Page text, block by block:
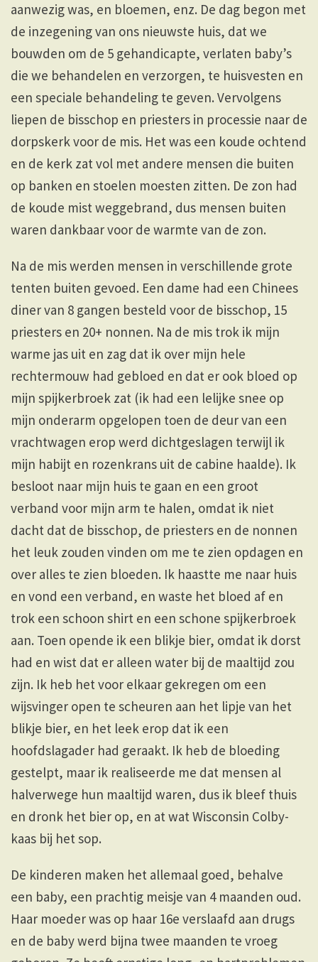
aanwezig was, en bloemen, enz. De dag begon met
de inzegening van ons nieuwste huis, dat we
bouwden om de 5 gehandicapte, verlaten baby’s
die we behandelen en verzorgen, te huisvesten en
een speciale behandeling te geven. Vervolgens
liepen de bisschop en priesters in processie naar de
dorpskerk voor de mis. Het was een koude ochtend
en de kerk zat vol met andere mensen die buiten
op banken en stoelen moesten zitten. De zon had
de koude mist weggebrand, dus mensen buiten
waren dankbaar voor de warmte van de zon.
Na de mis werden mensen in verschillende grote
tenten buiten gevoed. Een dame had een Chinees
diner van 8 gangen besteld voor de bisschop, 15
priesters en 20+ nonnen. Na de mis trok ik mijn
warme jas uit en zag dat ik over mijn hele
rechtermouw had gebloed en dat er ook bloed op
mijn spijkerbroek zat (ik had een lelijke snee op
mijn onderarm opgelopen toen de deur van een
vrachtwagen erop werd dichtgeslagen terwijl ik
mijn habijt en rozenkrans uit de cabine haalde). Ik
besloot naar mijn huis te gaan en een groot
verband voor mijn arm te halen, omdat ik niet
dacht dat de bisschop, de priesters en de nonnen
het leuk zouden vinden om me te zien opdagen en
over alles te zien bloeden. Ik haastte me naar huis
en vond een verband, en waste het bloed af en
trok een schoon shirt en een schone spijkerbroek
aan. Toen opende ik een blikje bier, omdat ik dorst
had en wist dat er alleen water bij de maaltijd zou
zijn. Ik heb het voor elkaar gekregen om een ​​
wijsvinger open te scheuren aan het lipje van het
blikje bier, en het leek erop dat ik een
hoofdslagader had geraakt. Ik heb de bloeding
gestelpt, maar ik realiseerde me dat mensen al
halverwege hun maaltijd waren, dus ik bleef thuis
en dronk het bier op, en at wat Wisconsin Colby-
kaas bij het sop.
De kinderen maken het allemaal goed, behalve
een baby, een prachtig meisje van 4 maanden oud.
Haar moeder was op haar 16e verslaafd aan drugs
en de baby werd bijna twee maanden te vroeg